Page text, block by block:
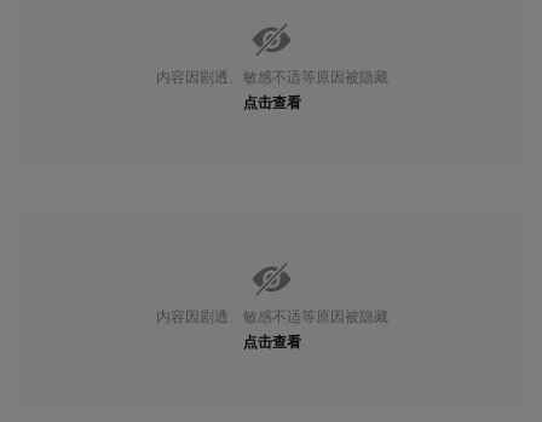
内容因剧透、敏感不适等原因被隐藏
点击查看
内容因剧透、敏感不适等原因被隐藏
点击查看